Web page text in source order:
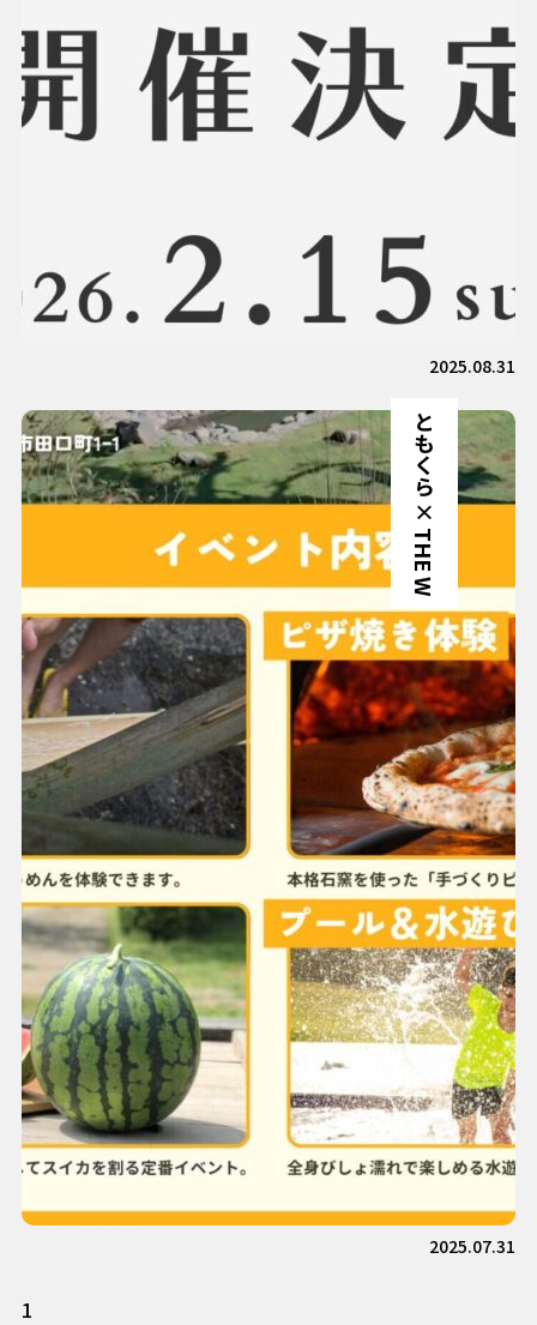
2025.08.31
ともくら × THE W
2025.07.31
1